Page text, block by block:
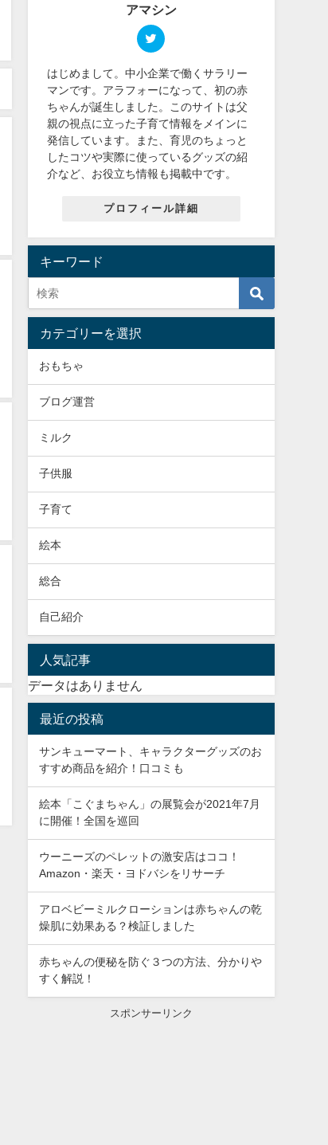
アマシン
はじめまして。中小企業で働くサラリー
マンです。アラフォーになって、初の赤
ちゃんが誕生しました。このサイトは父
親の視点に立った子育て情報をメインに
発信しています。また、育児のちょっと
したコツや実際に使っているグッズの紹
介など、お役立ち情報も掲載中です。
プロフィール詳細
キーワード
カテゴリーを選択
おもちゃ
ブログ運営
ミルク
子供服
子育て
絵本
総合
自己紹介
人気記事
データはありません
最近の投稿
サンキューマート、キャラクターグッズのお
すすめ商品を紹介！口コミも
絵本「こぐまちゃん」の展覧会が2021年7月
に開催！全国を巡回
ウーニーズのペレットの激安店はココ！
Amazon・楽天・ヨドバシをリサーチ
アロベビーミルクローションは赤ちゃんの乾
燥肌に効果ある？検証しました
赤ちゃんの便秘を防ぐ３つの方法、分かりや
すく解説！
スポンサーリンク